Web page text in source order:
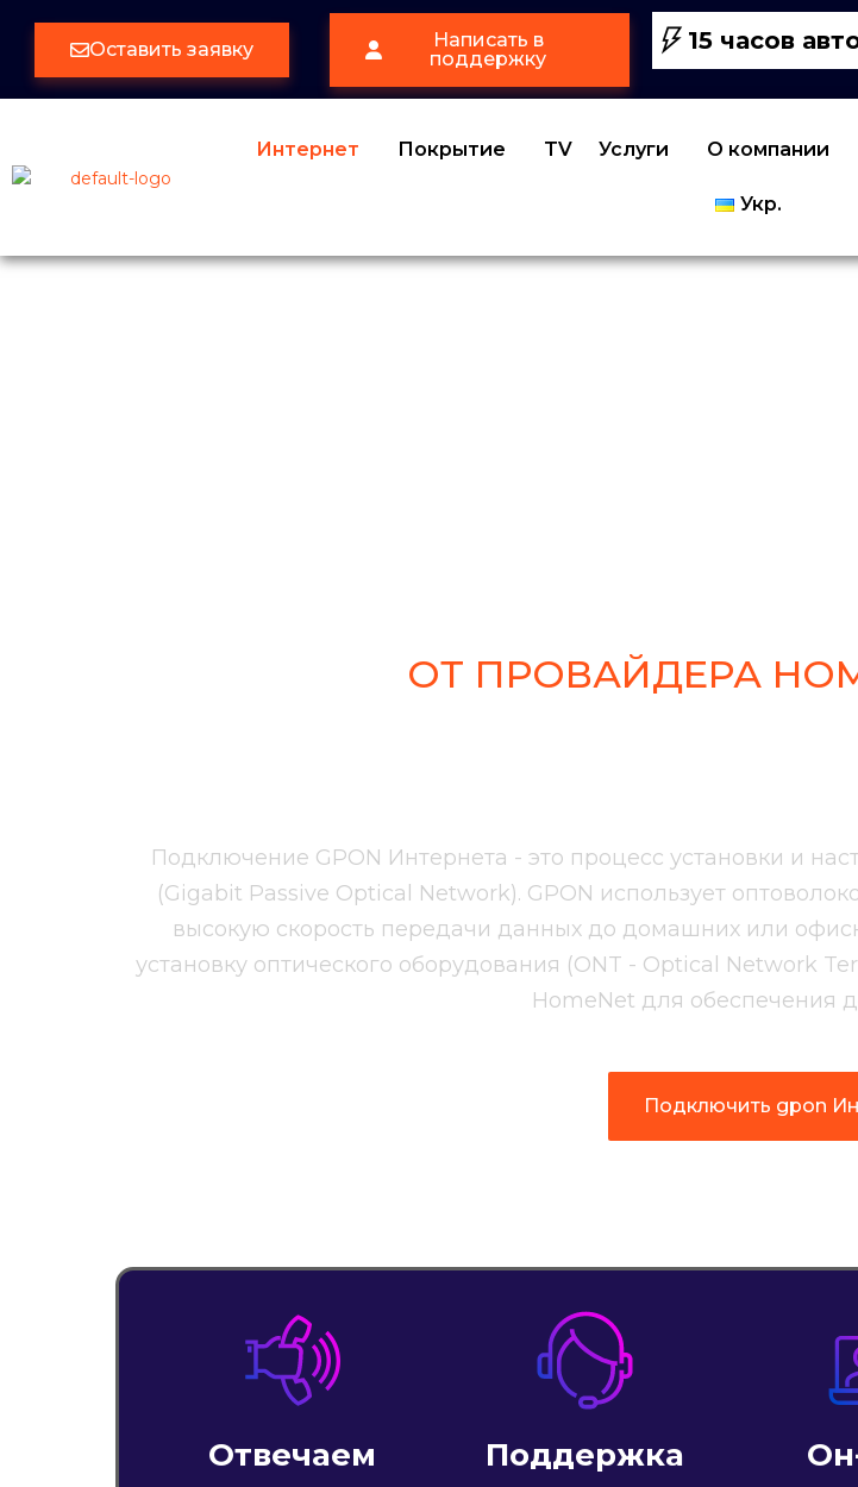
Оставить заявку
Написать в
поддержку
15 часов
Интернет Покрытие TV Услуги О компании
Укр.
ОТ ПРОВАЙДЕРА
Подключение GPON Интернета - это процесс установки и
(Gigabit Passive Optical Network). GPON использует
высокую скорость передачи данных до домашних или
установку оптического оборудования (ONT - Optical Network
HomeNet для обеспечения
Подключить gpon
Отвечаем Поддержка